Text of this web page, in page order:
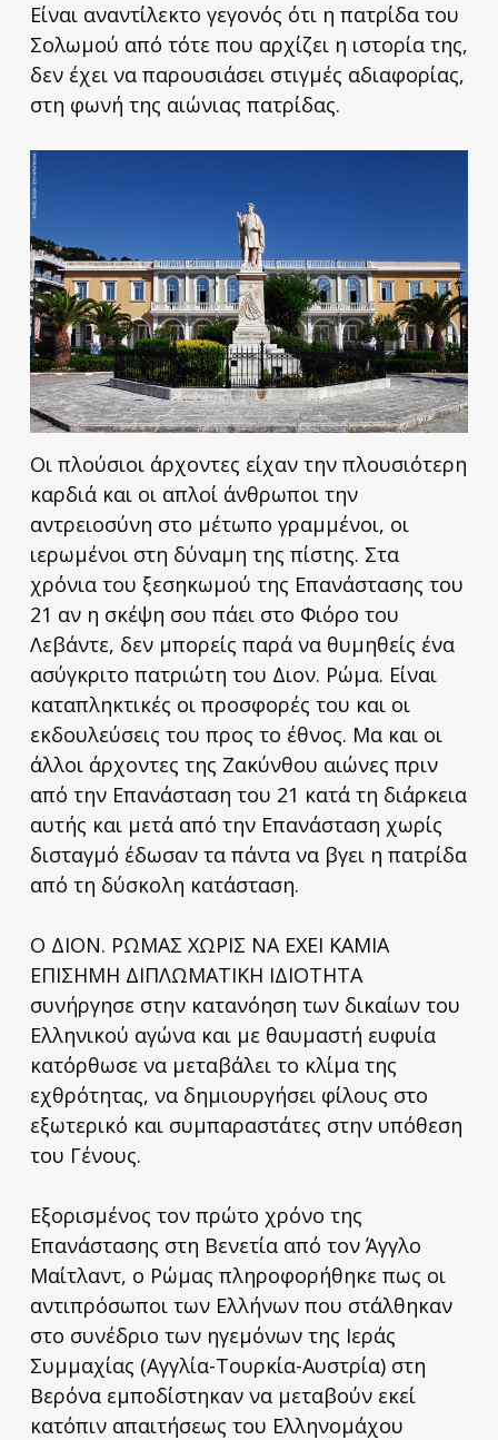
Είναι αναντίλεκτο γεγονός ότι η πατρίδα του
Σολωμού από τότε που αρχίζει η ιστορία της,
δεν έχει να παρουσιάσει στιγμές αδιαφορίας,
στη φωνή της αιώνιας πατρίδας.
Οι πλούσιοι άρχοντες είχαν την πλουσιότερη
καρδιά και οι απλοί άνθρωποι την
αντρειοσύνη στο μέτωπο γραμμένοι, οι
ιερωμένοι στη δύναμη της πίστης. Στα
χρόνια του ξεσηκωμού της Επανάστασης του
21 αν η σκέψη σου πάει στο Φιόρο του
Λεβάντε, δεν μπορείς παρά να θυμηθείς ένα
ασύγκριτο πατριώτη του Διον. Ρώμα. Είναι
καταπληκτικές οι προσφορές του και οι
εκδουλεύσεις του προς το έθνος. Μα και οι
άλλοι άρχοντες της Ζακύνθου αιώνες πριν
από την Επανάσταση του 21 κατά τη διάρκεια
αυτής και μετά από την Επανάσταση χωρίς
δισταγμό έδωσαν τα πάντα να βγει η πατρίδα
από τη δύσκολη κατάσταση.
Ο ΔΙΟΝ. ΡΩΜΑΣ ΧΩΡΙΣ ΝΑ ΕΧΕΙ ΚΑΜΙΑ
ΕΠΙΣΗΜΗ ΔΙΠΛΩΜΑΤΙΚΗ ΙΔΙΟΤΗΤΑ
συνήργησε στην κατανόηση των δικαίων του
Ελληνικού αγώνα και με θαυμαστή ευφυία
κατόρθωσε να μεταβάλει το κλίμα της
εχθρότητας, να δημιουργήσει φίλους στο
εξωτερικό και συμπαραστάτες στην υπόθεση
του Γένους.
Εξορισμένος τον πρώτο χρόνο της
Επανάστασης στη Βενετία από τον Άγγλο
Μαίτλαντ, ο Ρώμας πληροφορήθηκε πως οι
αντιπρόσωποι των Ελλήνων που στάλθηκαν
στο συνέδριο των ηγεμόνων της Ιεράς
Συμμαχίας (Αγγλία-Τουρκία-Αυστρία) στη
Βερόνα εμποδίστηκαν να μεταβούν εκεί
κατόπιν απαιτήσεως του Ελληνομάχου